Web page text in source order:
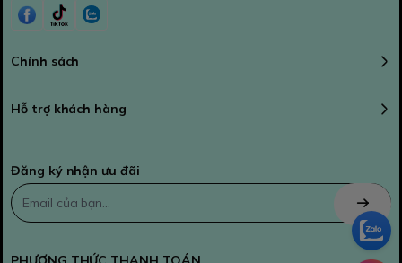
Chính sách
Hỗ trợ khách hàng
Đăng ký nhận ưu đãi